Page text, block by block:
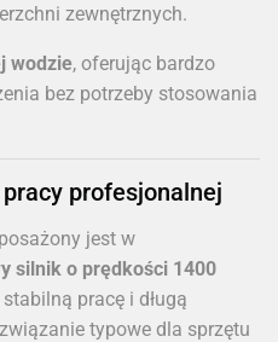
zewnętrznych.
wodzie, oferując bardzo
bez potrzeby stosowania
profesjonalnej
jest w
silnik o prędkości 1400
pracę i długą
typowe dla sprzętu